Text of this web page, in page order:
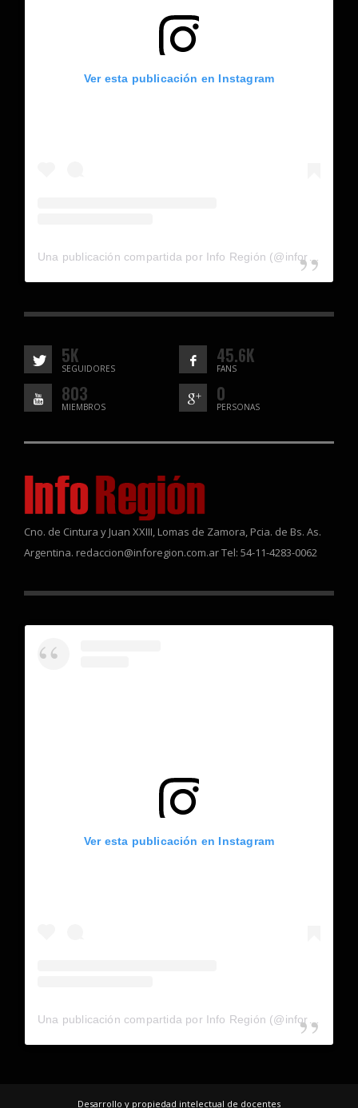
Ver esta publicación en Instagram
5K
SEGUIDORES
45.6K
FANS
803
MIEMBROS
0
PERSONAS
Cno. de Cintura y Juan XXIII, Lomas de Zamora, Pcia. de Bs. As.
Argentina. redaccion@inforegion.com.ar Tel: 54-11-4283-0062
Ver esta publicación en Instagram
Desarrollo y propiedad intelectual de docentes